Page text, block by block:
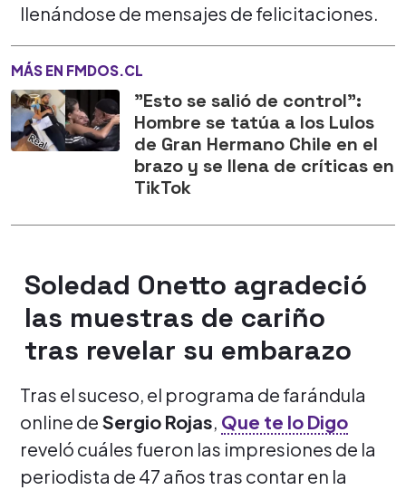
llenándose de mensajes de felicitaciones.
MÁS EN FMDOS.CL
"Esto se salió de control":
Hombre se tatúa a los Lulos
de Gran Hermano Chile en el
brazo y se llena de críticas en
TikTok
Soledad Onetto agradeció
las muestras de cariño
tras revelar su embarazo
Tras el suceso, el programa de farándula
online de Sergio Rojas, Que te lo Digo
reveló cuáles fueron las impresiones de la
periodista de 47 años tras contar en la